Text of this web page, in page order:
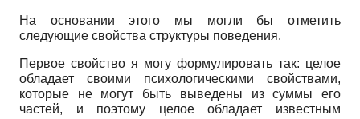
На основании этого мы могли бы отметить
следующие свойства структуры поведения.
Первое свойство я могу формулировать так: целое
обладает своими психологическими свойствами,
которые не могут быть выведены из суммы его
частей, и поэтому целое обладает известным